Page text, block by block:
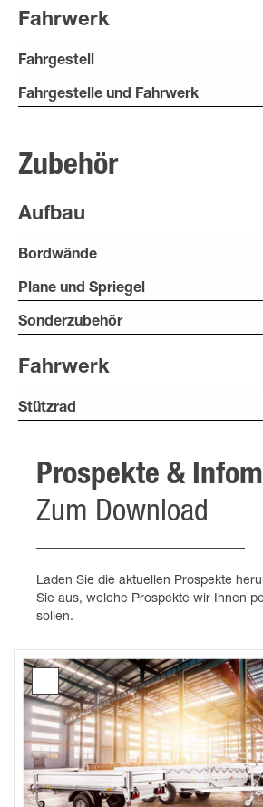
Fahrwerk
Fahrgestell
Fahrgestelle und Fahrwerk
Zubehör
Aufbau
Bordwände
Plane und Spriegel
Sonderzubehör
Fahrwerk
Stützrad
Prospekte &
Zum Download
Laden Sie die aktuellen Prospekte
Sie aus, welche Prospekte wir Ihnen
sollen.
Prospekt
Hochlader